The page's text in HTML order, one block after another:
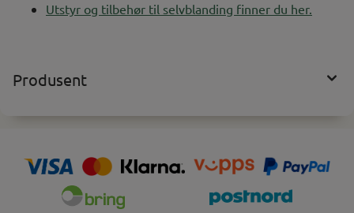
Utstyr og tilbehør til selvblanding finner du her.
Produsent